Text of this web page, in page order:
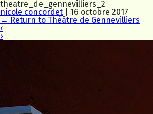
theatre_de_gennevilliers_2
nicole concordet
16 octobre 2017
← Return to Théâtre de Gennevilliers
‹
›